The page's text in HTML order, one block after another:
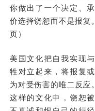
你做出了一个决定、
价选择饶恕而不是报复
页）
美国文化把自我实现
牲对立起来，将报复
为对受伤害的唯二反
这样的文化中，饶恕